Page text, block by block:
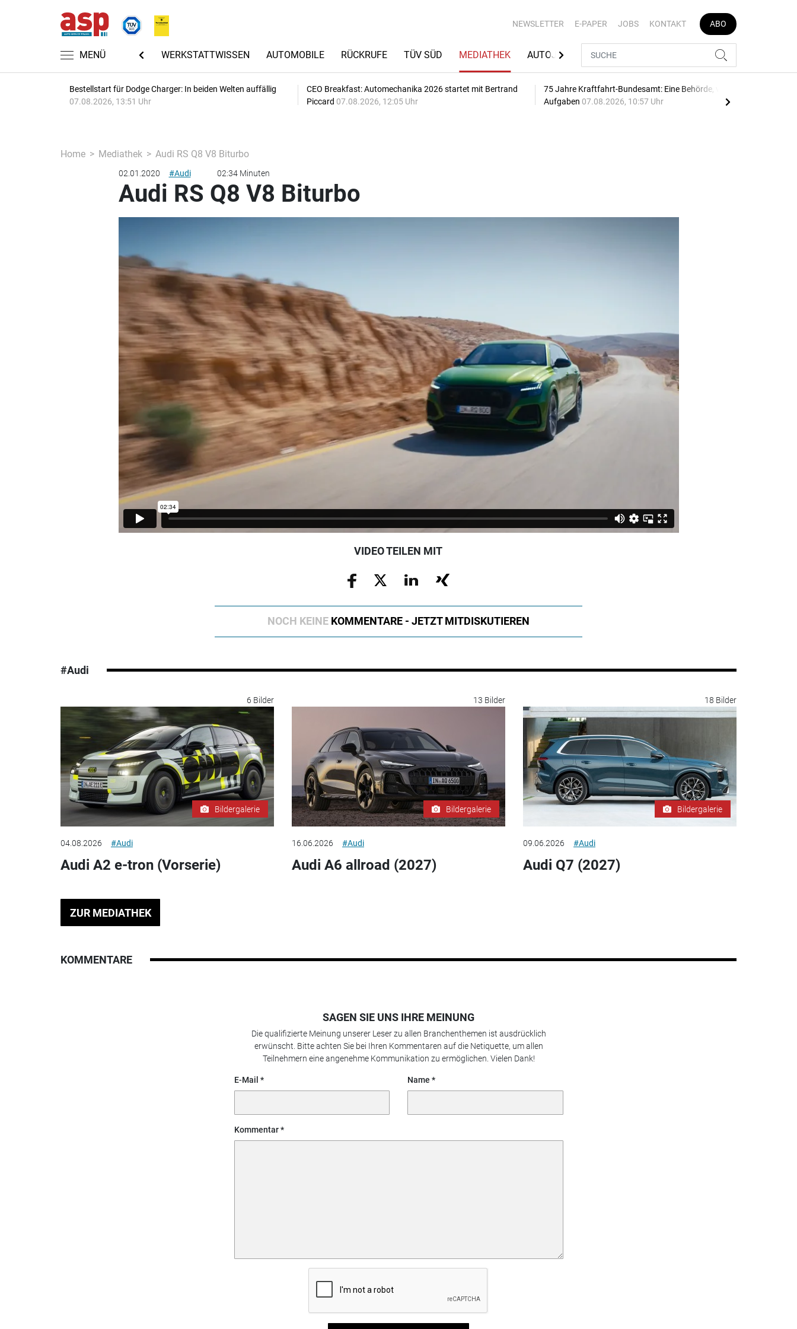
NEWSLETTER E-PAPER JOBS KONTAKT ABO
MENÜ
AUTOMECHANIKA 2026 WERKSTATTWISSEN AUTOMOBILE RÜCKRUFE TÜV SÜD MEDIATHEK AUTOJOB
Bestellstart für Dodge Charger: In beiden Welten auffällig
07.08.2026, 13:51 Uhr
CEO Breakfast: Automechanika 2026 startet mit Bertrand
Piccard 07.08.2026, 12:05 Uhr
75 Jahre Kraftfahrt-Bundesamt: Eine Behörde, viele
Aufgaben 07.08.2026, 10:57 Uhr
Home Mediathek Audi RS Q8 V8 Biturbo
02.01.2020 #Audi 02:34 Minuten
Audi RS Q8 V8 Biturbo
VIDEO TEILEN MIT
NOCH KEINE KOMMENTARE - JETZT MITDISKUTIEREN
#Audi
6 Bilder
Bildergalerie
04.08.2026 #Audi
Audi A2 e-tron (Vorserie)
13 Bilder
Bildergalerie
16.06.2026 #Audi
Audi A6 allroad (2027)
18 Bilder
Bildergalerie
09.06.2026 #Audi
Audi Q7 (2027)
ZUR MEDIATHEK
KOMMENTARE
SAGEN SIE UNS IHRE MEINUNG
Die qualifizierte Meinung unserer Leser zu allen Branchenthemen ist ausdrücklich
erwünscht. Bitte achten Sie bei Ihren Kommentaren auf die Netiquette, um allen
Teilnehmern eine angenehme Kommunikation zu ermöglichen. Vielen Dank!
E-Mail Name
Kommentar